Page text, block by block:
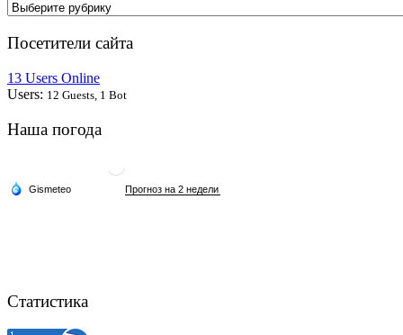
Посетители сайта
13 Users Online
Users: 12 Guests, 1 Bot
Наша погода
Статистика